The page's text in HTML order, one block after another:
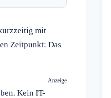
mit
Zeitpunkt: Das
Anzeige
Kein IT-